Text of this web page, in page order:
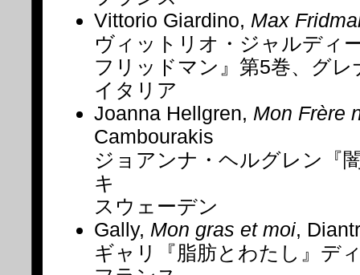
Vittorio Giardino, Max
ヴィットリオ・ジャルディ
フリッドマン』第5巻、グレ
イタリア
Joanna Hellgren, Mon Frère
Cambourakis
ジョアンナ・ヘルグレン『
キ
スウェーデン
Gally, Mon gras et moi,
ギャリ『脂肪とわたし』デ